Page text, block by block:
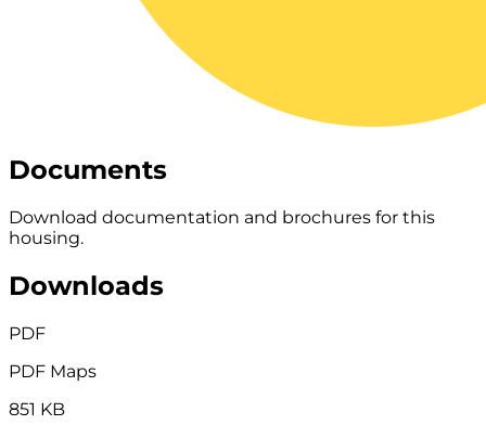
Documents
Download documentation and brochures for this
housing.
Downloads
PDF
PDF Maps
851 KB